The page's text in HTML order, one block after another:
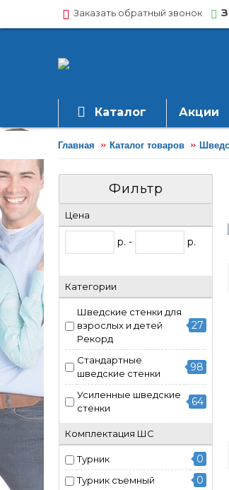
Заказать обратный звонок
Каталог Акции
Главная Каталог товаров
Фильтр
Цена
р. - р.
Категории
Шведские стенки для
взрослых и детей
Рекорд
27
Стандартные
шведские стенки
98
Усиленные шведские
стенки
64
Комплектация ШС
Турник 0
Турник съемный 0